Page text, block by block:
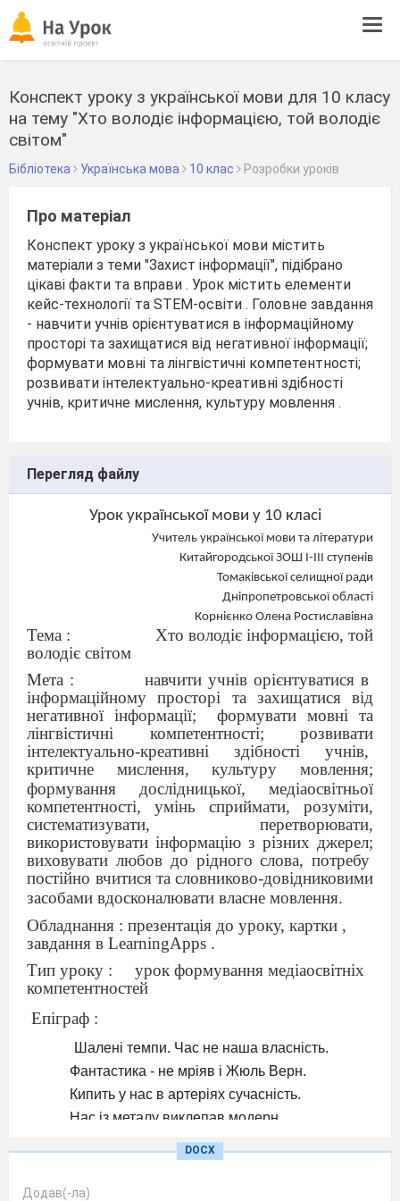
Конспект уроку з української мови для 10 класу
на тему "Хто володіє інформацією, той володіє
світом"
Бібліотека Українська мова 10 клас Розробки уроків
Про матеріал
Конспект уроку з української мови містить
матеріали з теми "Захист інформації", підібрано
цікаві факти та вправи . Урок містить елементи
кейс-технології та STEM-освіти . Головне завдання
- навчити учнів орієнтуватися в інформаційному
просторі та захищатися від негативної інформації;
формувати мовні та лінгвістичні компетентності;
розвивати інтелектуально-креативні здібності
учнів, критичне мислення, культуру мовлення .
Перегляд файлу
Урок української мови у 10 класі
Учитель української мови та літератури
Китайгородської ЗОШ І-ІІІ ступенів
Томаківської селищної ради
Дніпропетровської області
Корнієнко Олена Ростиславівна
Тема :
Хто володіє інформацією, той
володіє світом
Мета :
навчити учнів орієнтуватися в
інформаційному просторі та захищатися від
негативної інформації;
формувати мовні та
лінгвістичні компетентності; розвивати
інтелектуально-креативні здібності учнів,
критичне мислення, культуру мовлення;
формування дослідницької, медіаосвітньої
компетентності, умінь сприймати, розуміти,
систематизувати, перетворювати,
використовувати інформацію з різних джерел;
виховувати любов до рідного слова, потребу
постійно вчитися та словниково-довідниковими
засобами вдосконалювати власне мовлення.
Обладнання : презентація до уроку, картки ,
завдання в LearningApps .
Тип уроку :
урок формування медіаосвітніх
компетентностей
Епіграф :
Шалені темпи. Час не наша власність.
Фантастика - не мріяв і Жюль Верн.
Кипить у нас в артеріях сучасність.
Нас із металу виклепав модерн.
DOCX
Додав(-ла)